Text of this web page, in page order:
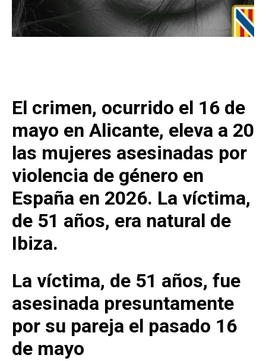
El crimen, ocurrido el 16 de
mayo en Alicante, eleva a 20
las mujeres asesinadas por
violencia de género en
España en 2026. La víctima,
de 51 años, era natural de
Ibiza.
La víctima, de 51 años, fue
asesinada presuntamente
por su pareja el pasado 16
de mayo